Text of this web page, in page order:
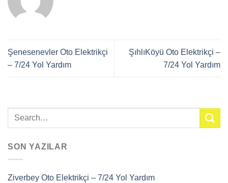
Şenesenevler Oto Elektrikçi
– 7/24 Yol Yardım
ŞıhlıKöyü Oto Elektrikçi –
7/24 Yol Yardım
SON YAZILAR
Ziverbey Oto Elektrikçi – 7/24 Yol Yardım